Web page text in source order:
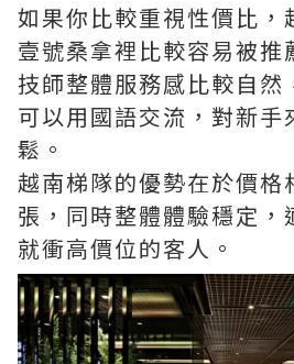
如果你比較重視性價比，
壹號桑拿裡比較容易被推
技師整體服務感比較自然
可以用國語交流，對新手
鬆。
越南梯隊的優勢在於價格
張，同時整體體驗穩定，
就衝高價位的客人。